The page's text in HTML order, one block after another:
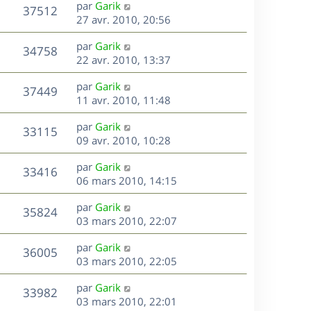
e
s
n
i
e
r
m
e
s
s
a
g
e
37512V
u
e
s
D
e
r
n
i
e
r
m
e
s
s
a
g
e
par Garik
27 avr. 2010, 20:56
34758V
u
D
e
r
n
i
e
r
m
e
s
s
a
g
e
par Garik
22 avr. 2010, 13:37
37449V
u
D
e
r
n
i
e
r
m
e
s
s
a
g
e
par Garik
11 avr. 2010, 11:48
33115V
u
e
D
e
r
n
i
e
r
m
e
s
s
a
g
e
par Garik
09 avr. 2010, 10:28
33416V
u
D
e
r
n
i
e
r
m
e
s
s
par Garik
06 mars 2010, 14:15
35824V
u
s
D
e
r
n
i
e
r
m
par Garik
03 mars 2010, 22:07
36005V
u
e
D
e
r
n
i
par Garik
03 mars 2010, 22:05
33982V
D
e
par Garik
03 mars 2010, 22:01